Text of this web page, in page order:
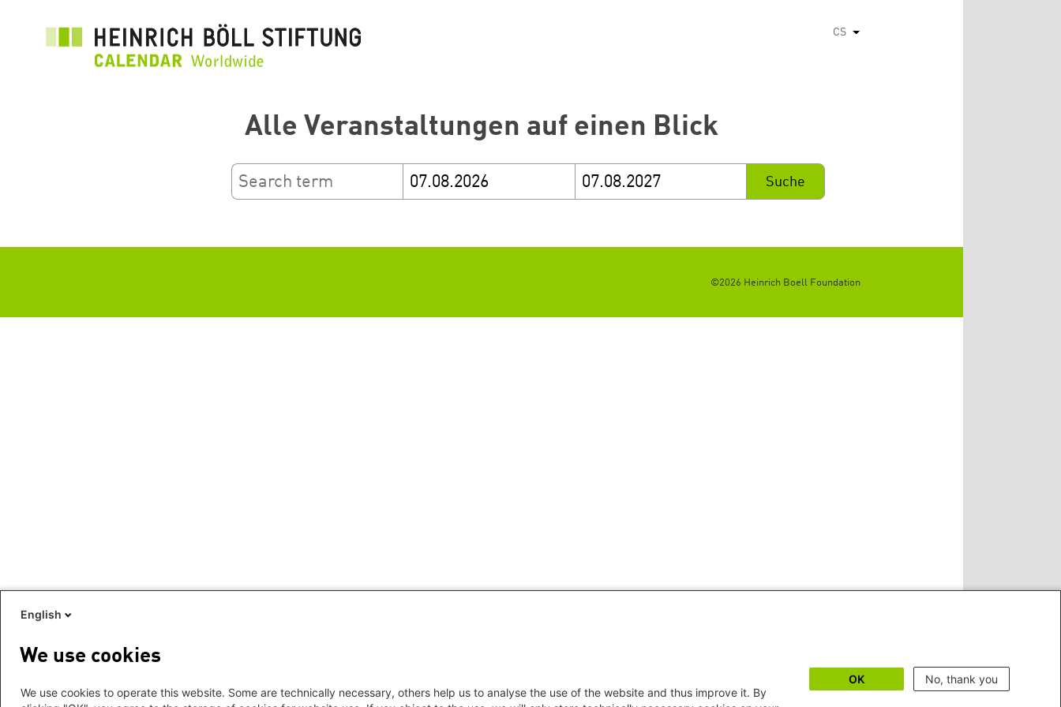
CS Vypsat dodatečné akce
Alle Veranstaltungen auf einen Blick
©2026 Heinrich Boell Foundation
English
We use cookies
We use cookies to operate this website. Some are technically necessary, others help us to analyse the use of the website and thus improve it. By
OK No, thank you